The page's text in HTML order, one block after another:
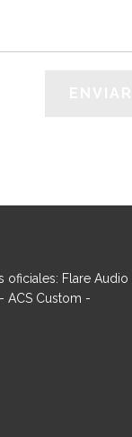
oficiales: Flare Audio
ACS Custom -